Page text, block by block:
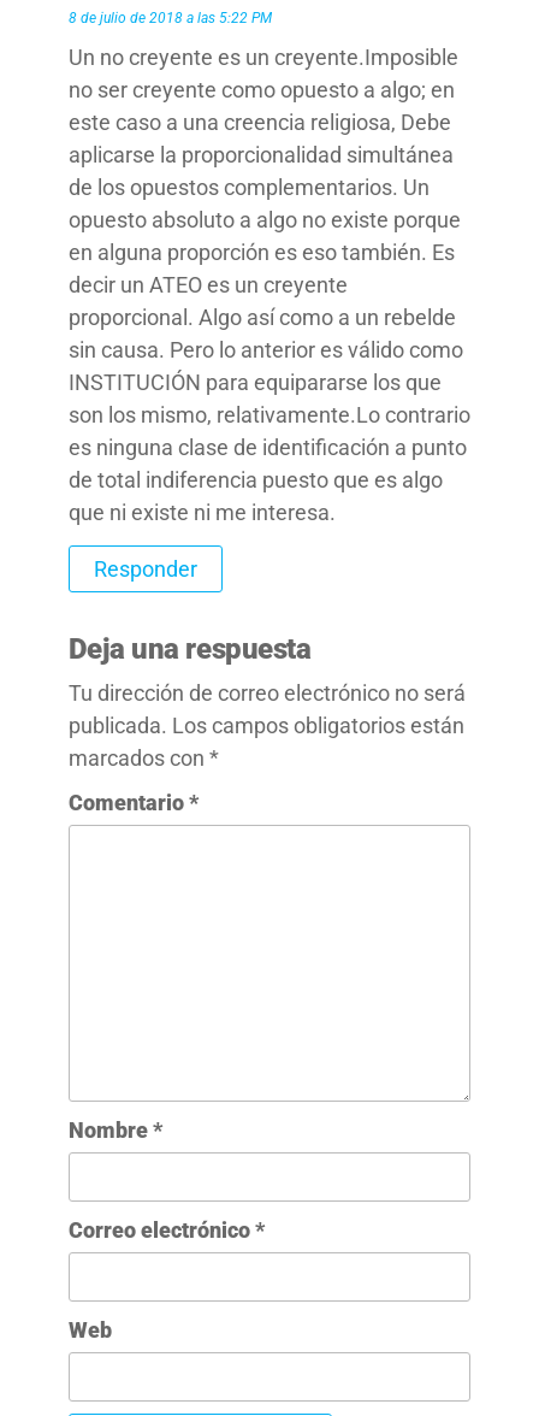
8 de julio de 2018 a las 5:22 PM
Un no creyente es un creyente.Imposible
no ser creyente como opuesto a algo; en
este caso a una creencia religiosa, Debe
aplicarse la proporcionalidad simultánea
de los opuestos complementarios. Un
opuesto absoluto a algo no existe porque
en alguna proporción es eso también. Es
decir un ATEO es un creyente
proporcional. Algo así como a un rebelde
sin causa. Pero lo anterior es válido como
INSTITUCIÓN para equipararse los que
son los mismo, relativamente.Lo contrario
es ninguna clase de identificación a punto
de total indiferencia puesto que es algo
que ni existe ni me interesa.
Responder
Deja una respuesta
Tu dirección de correo electrónico no será
publicada. Los campos obligatorios están
marcados con *
Comentario*
Nombre*
Correo electrónico*
Web